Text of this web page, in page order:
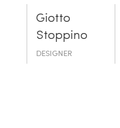
Giotto
Stoppino
DESIGNER